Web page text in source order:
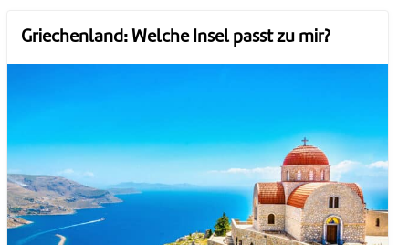
Griechenland: Welche Insel passt zu mir?